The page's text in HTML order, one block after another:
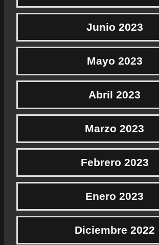
Junio 2023
Mayo 2023
Abril 2023
Marzo 2023
Febrero 2023
Enero 2023
Diciembre 2022